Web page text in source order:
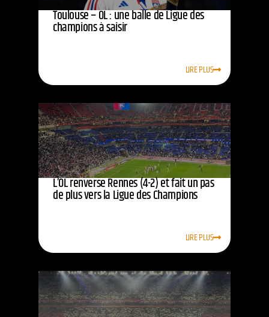
Toulouse – OL : une balle de Ligue des
champions à saisir
LIRE PLUS
L’OL renverse Rennes (4-2) et fait un pas
de plus vers la Ligue des Champions
LIRE PLUS